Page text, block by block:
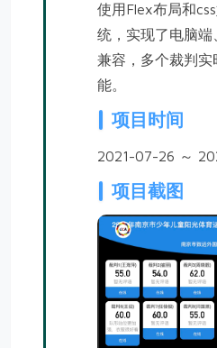
使用Flex布局和
统，实现了电脑
兼容，多个裁判
能。
项目时间
2021-07-26 ～
项目截图